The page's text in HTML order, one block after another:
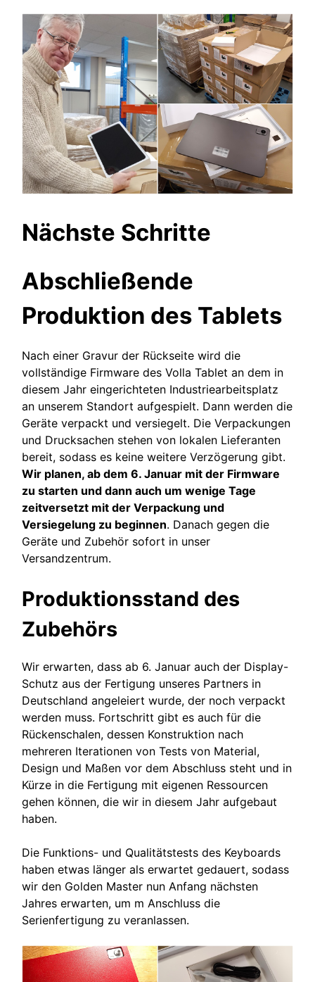
Nächste Schritte
Abschließende
Produktion des Tablets
Nach einer Gravur der Rückseite wird die
vollständige Firmware des Volla Tablet an dem in
diesem Jahr eingerichteten Industriearbeitsplatz
an unserem Standort aufgespielt. Dann werden die
Geräte verpackt und versiegelt. Die Verpackungen
und Drucksachen stehen von lokalen Lieferanten
bereit, sodass es keine weitere Verzögerung gibt.
Wir planen, ab dem 6. Januar mit der Firmware
zu starten und dann auch um wenige Tage
zeitversetzt mit der Verpackung und
Versiegelung zu beginnen. Danach gegen die
Geräte und Zubehör sofort in unser
Versandzentrum.
Produktionsstand des
Zubehörs
Wir erwarten, dass ab 6. Januar auch der Display-
Schutz aus der Fertigung unseres Partners in
Deutschland angeleiert wurde, der noch verpackt
werden muss. Fortschritt gibt es auch für die
Rückenschalen, dessen Konstruktion nach
mehreren Iterationen von Tests von Material,
Design und Maßen vor dem Abschluss steht und in
Kürze in die Fertigung mit eigenen Ressourcen
gehen können, die wir in diesem Jahr aufgebaut
haben.
Die Funktions- und Qualitätstests des Keyboards
haben etwas länger als erwartet gedauert, sodass
wir den Golden Master nun Anfang nächsten
Jahres erwarten, um m Anschluss die
Serienfertigung zu veranlassen.